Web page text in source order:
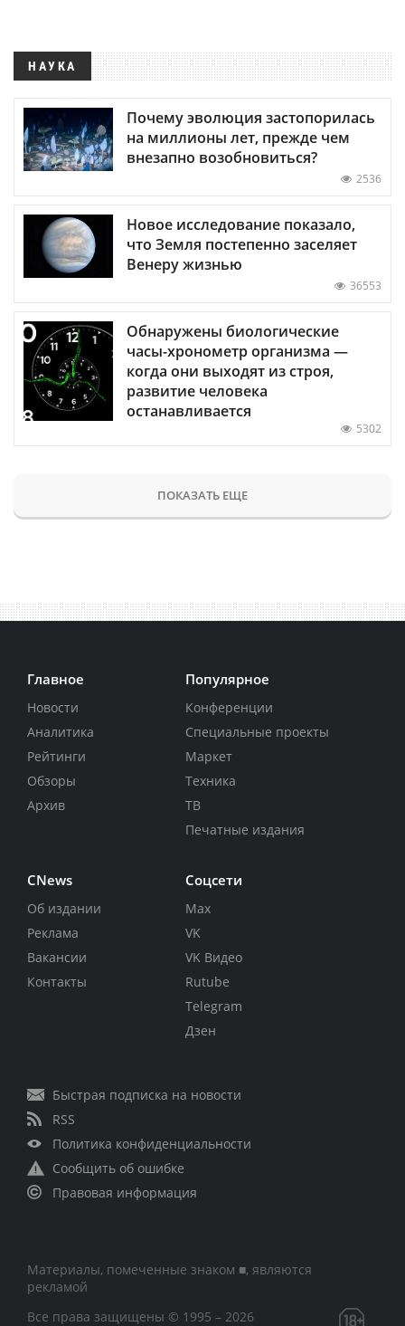
НАУКА
Почему эволюция застопорилась
на миллионы лет, прежде чем
внезапно возобновиться?
2536
Новое исследование показало,
что Земля постепенно заселяет
Венеру жизнью
36553
Обнаружены биологические
часы-хронометр организма —
когда они выходят из строя,
развитие человека
останавливается
5302
ПОКАЗАТЬ ЕЩЕ
Главное
Новости
Аналитика
Рейтинги
Обзоры
Архив
Популярное
Конференции
Специальные проекты
Маркет
Техника
ТВ
Печатные издания
CNews
Об издании
Реклама
Вакансии
Контакты
Соцсети
Max
VK
VK Видео
Rutube
Telegram
Дзен
Быстрая подписка на новости
RSS
Политика конфиденциальности
Сообщить об ошибке
Правовая информация
Материалы, помеченные знаком ■, являются
рекламой
Все права защищены © 1995 – 2026